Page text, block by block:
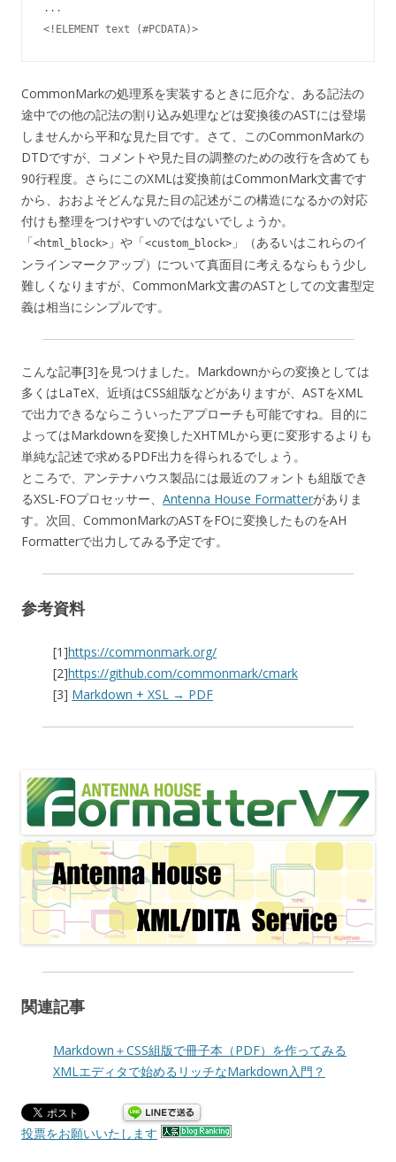
...
CommonMarkの処理系を実装するときに厄介な、ある記法の
途中での他の記法の割り込み処理などは変換後のASTには登場
しませんから平和な見た目です。さて、このCommonMarkの
DTDですが、コメントや見た目の調整のための改行を含めても
90行程度。さらにこのXMLは変換前はCommonMark文書です
から、おおよそどんな見た目の記述がこの構造になるかの対応
付けも整理をつけやすいのではないでしょうか。
「<html_block> 」や「<custom_block> 」（あるいはこれらのイ
ンラインマークアップ）について真面目に考えるならもう少し
難しくなりますが、CommonMark文書のASTとしての文書型定
義は相当にシンプルです。
こんな記事[3]を見つけました。Markdownからの変換としては
多くはLaTeX、近頃はCSS組版などがありますが、ASTをXML
で出力できるならこういったアプローチも可能ですね。目的に
よってはMarkdownを変換したXHTMLから更に変形するよりも
単純な記述で求めるPDF出力を得られるでしょう。
ところで、アンテナハウス製品には最近のフォントも組版でき
るXSL-FOプロセッサー、 Antenna House Formatterがありま
す。次回、CommonMarkのASTをFOに変換したものをAH
Formatterで出力してみる予定です。
参考資料
[1]https://commonmark.org/
[2]https://github.com/commonmark/cmark
[3] Markdown + XSL → PDF
関連記事
Markdown＋CSS組版で冊子本（PDF）を作ってみる
XMLエディタで始めるリッチなMarkdown入門？
投票をお願いいたします